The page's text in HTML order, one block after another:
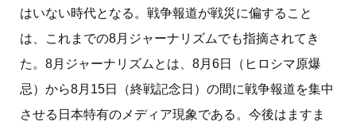
はいない時代となる。戦争報道が戦災に偏すること
は、これまでの8月ジャーナリズムでも指摘されてき
た。8月ジャーナリズムとは、8月6日（ヒロシマ原爆
忌）から8月15日（終戦記念日）の間に戦争報道を集中
させる日本特有のメディア現象である。今後はますま